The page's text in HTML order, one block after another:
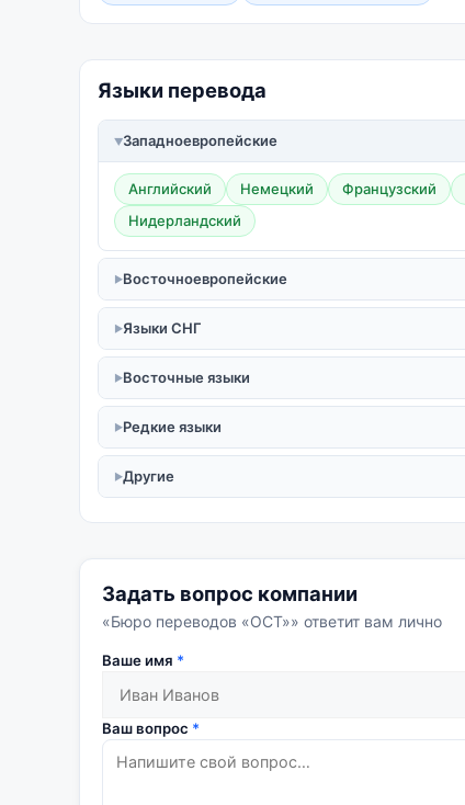
Языки перевода
Западноевропейские
Английский Немецкий Французский
Нидерландский
Восточноевропейские
Языки СНГ
Восточные языки
Редкие языки
Другие
Задать вопрос компании
«Бюро переводов «ОСТ»» ответит вам лично
Ваше имя *
Ваш вопрос *